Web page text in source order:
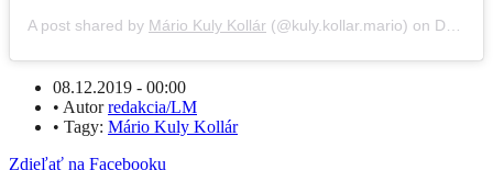
A post shared by Mário Kuly Kollár (@kuly.kollar.mario) on Dec 3, 2019 at 4:59am PST
08.12.2019 - 00:00
• Autorredakcia/LM
• Tagy: Mário Kuly Kollár
Zdieľať na Facebooku